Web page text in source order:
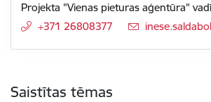
Projekta "Vienas pieturas aģentūra"
+371 26808377
E-pasts:
Saistītas tēmas